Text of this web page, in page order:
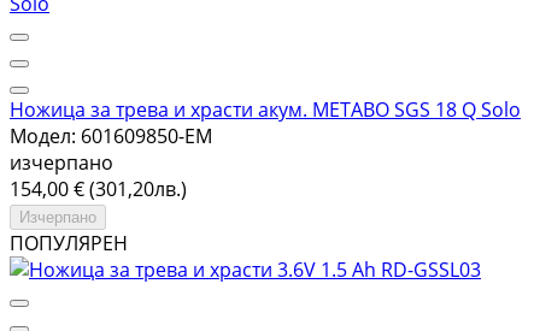
Ножица за трева и храсти акум. METABO SGS 18 Q Solo
Модел: 601609850-EM
изчерпано
154,00 € (301,20лв.)
Изчерпано
ПОПУЛЯРЕН